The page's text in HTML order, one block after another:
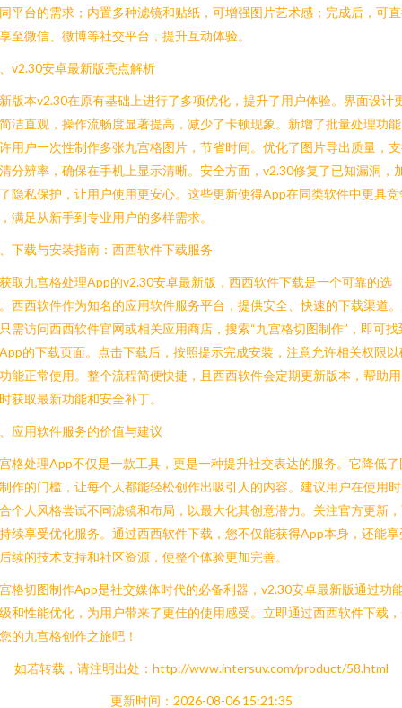
平台的需求；内置多种滤镜和贴纸，可增强图片艺术感；完成后，可
至微信、微博等社交平台，提升互动体验。
v2.30安卓最新版亮点解析
版本v2.30在原有基础上进行了多项优化，提升了用户体验。界面设计
洁直观，操作流畅度显著提高，减少了卡顿现象。新增了批量处理功
用户一次性制作多张九宫格图片，节省时间。优化了图片导出质量，
分辨率，确保在手机上显示清晰。安全方面，v2.30修复了已知漏洞，
隐私保护，让用户使用更安心。这些更新使得App在同类软件中更具竞
满足从新手到专业用户的多样需求。
下载与安装指南：西西软件下载服务
取九宫格处理App的v2.30安卓最新版，西西软件下载是一个可靠的选
西西软件作为知名的应用软件服务平台，提供安全、快速的下载渠道
需访问西西软件官网或相关应用商店，搜索“九宫格切图制作”，即可找
的下载页面。点击下载后，按照提示完成安装，注意允许相关权限以
能正常使用。整个流程简便快捷，且西西软件会定期更新版本，帮助
获取最新功能和安全补丁。
应用软件服务的价值与建议
格处理App不仅是一款工具，更是一种提升社交表达的服务。它降低了
作的门槛，让每个人都能轻松创作出吸引人的内容。建议用户在使用
个人风格尝试不同滤镜和布局，以最大化其创意潜力。关注官方更新
续享受优化服务。通过西西软件下载，您不仅能获得App本身，还能享
续的技术支持和社区资源，使整个体验更加完善。
格切图制作App是社交媒体时代的必备利器，v2.30安卓最新版通过功
和性能优化，为用户带来了更佳的使用感受。立即通过西西软件下载
的九宫格创作之旅吧！
如若转载，请注明出处：http://www.intersuv.com/product/58.html
更新时间：2026-08-06 15:21:35